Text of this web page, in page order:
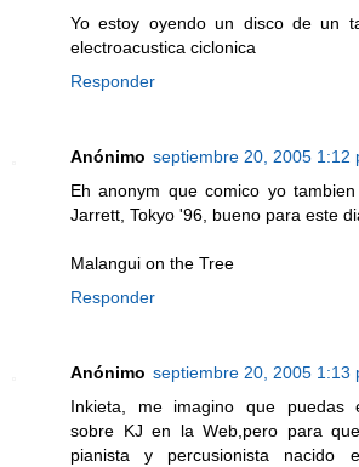
Yo estoy oyendo un disco de un
electroacustica ciclonica
Responder
Anónimo septiembre 20, 2005 1:12
Eh anonym que comico yo
Jarrett, Tokyo '96, bueno para este
Malangui on the Tree
Responder
Anónimo septiembre 20, 2005 1:13
Inkieta, me imagino que puedas
sobre KJ en la Web,pero para
pianista y percusionista nacido